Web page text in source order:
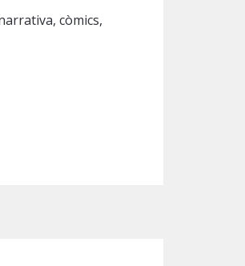
còmics,